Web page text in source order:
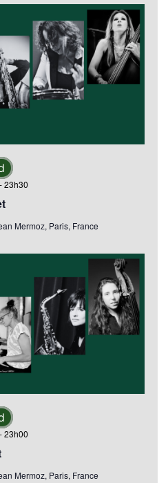
-23h30
Mermoz, Paris, France
-23h00
Mermoz, Paris, France